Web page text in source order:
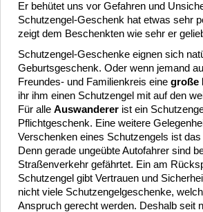
Er behütet uns vor Gefahren und
Schutzengel-Geschenk hat etwas sehr
zeigt dem Beschenkten wie sehr er
Schutzengel-Geschenke eignen sich
Geburtsgeschenk. Oder wenn jemand
Freundes- und Familienkreis eine große
ihr ihm einen Schutzengel mit auf den
Für alle Auswanderer ist ein
Pflichtgeschenk. Eine weitere
Verschenken eines Schutzengels ist
Denn gerade ungeübte Autofahrer sind
Straßenverkehr gefährtet. Ein am
Schutzengel gibt Vertrauen und
nicht viele Schutzengelgeschenke,
Anspruch gerecht werden. Deshalb seit